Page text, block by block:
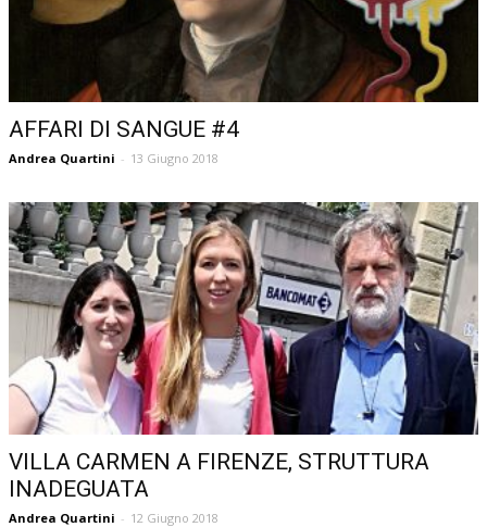
AFFARI DI SANGUE #4
Andrea Quartini - 13 Giugno 2018
VILLA CARMEN A FIRENZE, STRUTTURA
INADEGUATA
Andrea Quartini - 12 Giugno 2018